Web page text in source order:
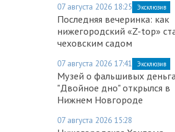
07 августа 2026 18:25 Эксклюзив
Последняя вечеринка: как
нижегородский «Z-top»
чеховским садом
07 августа 2026 17:41 Эксклюзив
Музей о фальшивых
"Двойное дно" открылся в
Нижнем Новгороде
07 августа 2026 15:28